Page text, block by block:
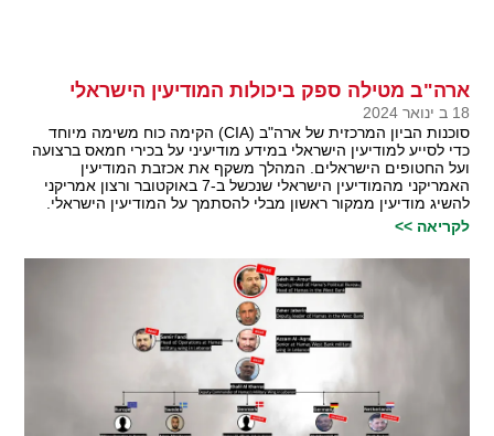
ארה"ב מטילה ספק ביכולות המודיעין הישראלי
18 ב ינואר 2024
סוכנות הביון המרכזית של ארה"ב (CIA) הקימה כוח משימה מיוחד
כדי לסייע למודיעין הישראלי במידע מודיעיני על בכירי חמאס ברצועה
ועל החטופים הישראלים. המהלך משקף את אכזבת המודיעין
האמריקני מהמודיעין הישראלי שנכשל ב-7 באוקטובר ורצון אמריקני
להשיג מודיעין ממקור ראשון מבלי להסתמך על המודיעין הישראלי.
לקריאה >>